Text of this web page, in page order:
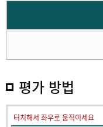
평가 방법
터치해서 좌우로 움직이세요